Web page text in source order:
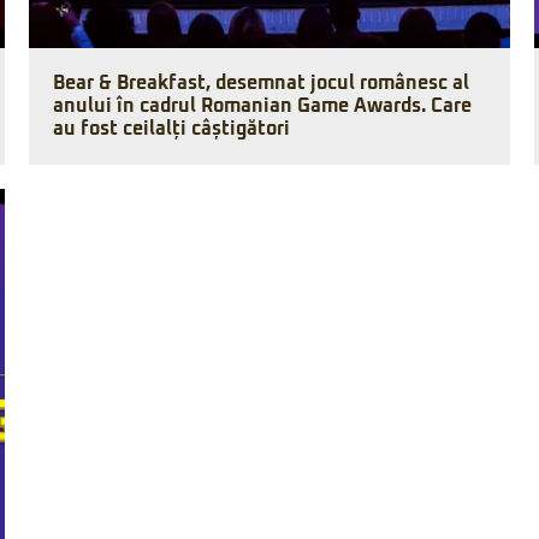
Bear & Breakfast, desemnat jocul românesc al
anului în cadrul Romanian Game Awards. Care
au fost ceilalți câștigători